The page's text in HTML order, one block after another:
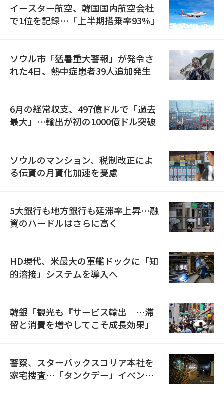
イースター航空、韓国国内航空会社
で1位を記録…「上半期搭乗率93%」
ソウル市「猛暑重大警報」が発令さ
れた4日、熱中症患者39人追加発生
6月の経常収支、497億ドルで「過去
最大」…輸出が初の1000億ドル突破
ソウルのマンション、税制改正によ
る伝貰の月貰化加速を憂慮
5大銀行も地方銀行も延滞率上昇…融
資のハードルはさらに高く
HD現代、米最大の軍艦ドックに「知
的溶接」システムを導入へ
韓銀「観光も『サービス輸出』…滞
留と消費を増やしてこそ成長効果」
警察、スターバックスコリア本社を
家宅捜査…「タンクデー」イベント